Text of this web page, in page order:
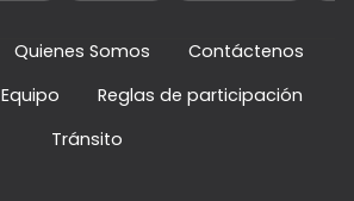
Quienes Somos
Contáctenos
Equipo
Reglas de participación
Tránsito